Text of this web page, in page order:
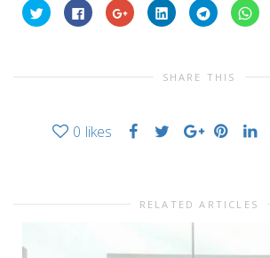
Click
to
share
in
Click
to
share
in
Click
to
share
in
Click
to
share
in
new
Click
to
share
in
new
Click
to
in
SHARE THIS
0 likes
RELATED ARTICLES